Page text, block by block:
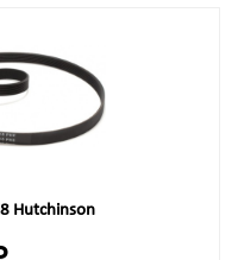
Hutchinson